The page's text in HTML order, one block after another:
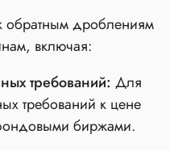
обратным дроблениям
включая:
требований: Для
требований к цене
биржами.